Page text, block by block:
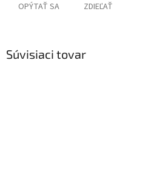
OPÝTAŤ SA ZDIEĽAŤ
Súvisiaci tovar